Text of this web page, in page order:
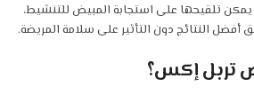
تلقيحها على استجابة المبيض للتنشيط،
أفضل النتائج دون التأثير على سلامة المريضة.
تربل إكس؟